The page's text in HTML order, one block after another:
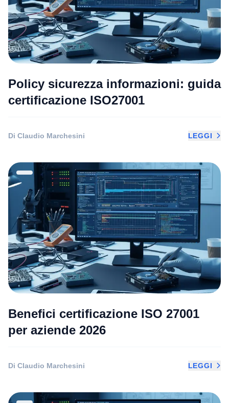
Policy sicurezza informazioni: guida
certificazione ISO27001
Di Claudio Marchesini LEGGI
Benefici certificazione ISO 27001
per aziende 2026
Di Claudio Marchesini LEGGI